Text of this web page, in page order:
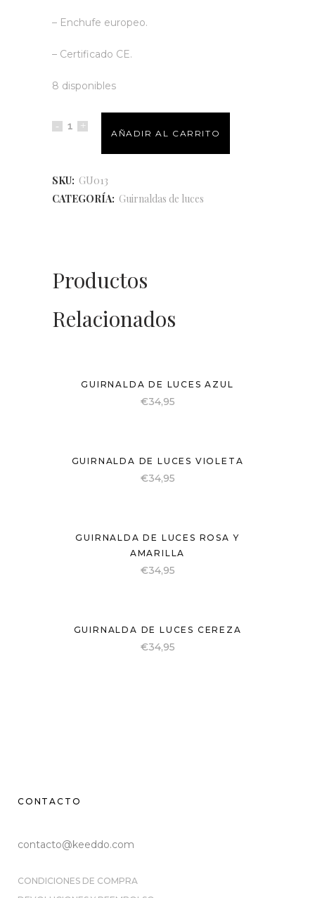
– Enchufe europeo.
– Certificado CE.
8 disponibles
AÑADIR AL CARRITO
SKU: GU013
CATEGORÍA: Guirnaldas de luces
Productos
Relacionados
GUIRNALDA DE LUCES AZUL
€34,95
GUIRNALDA DE LUCES VIOLETA
€34,95
GUIRNALDA DE LUCES ROSA Y
AMARILLA
€34,95
GUIRNALDA DE LUCES CEREZA
€34,95
CONTACTO
contacto@keeddo.com
CONDICIONES DE COMPRA